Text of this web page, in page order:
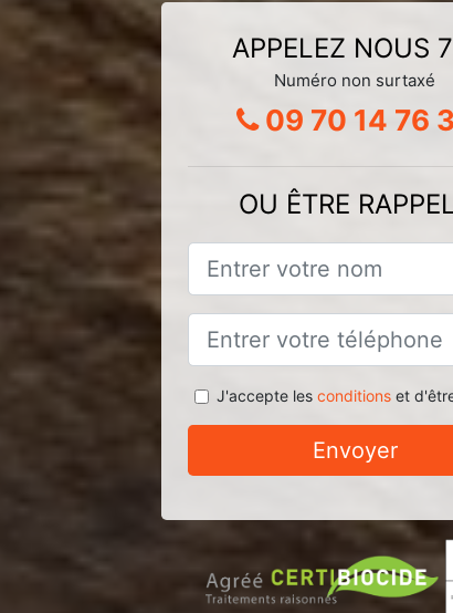
APPELEZ NOUS
Numéro non surtaxé
09 70 14 76
OU ÊTRE
J'accepte les conditionset
Envoyer